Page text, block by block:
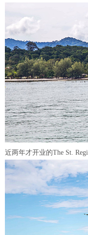
近两年才开业的The St.